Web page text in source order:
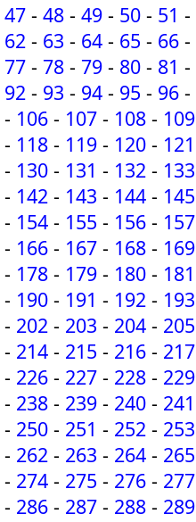
47 - 48 - 49 - 50 - 51 -
62 - 63 - 64 - 65 - 66 -
77 - 78 - 79 - 80 - 81 -
92 - 93 - 94 - 95 - 96 -
- 106 - 107 - 108 - 109
- 118 - 119 - 120 - 121
- 130 - 131 - 132 - 133
- 142 - 143 - 144 - 145
- 154 - 155 - 156 - 157
- 166 - 167 - 168 - 169
- 178 - 179 - 180 - 181
- 190 - 191 - 192 - 193
- 202 - 203 - 204 - 205
- 214 - 215 - 216 - 217
- 226 - 227 - 228 - 229
- 238 - 239 - 240 - 241
- 250 - 251 - 252 - 253
- 262 - 263 - 264 - 265
- 274 - 275 - 276 - 277
- 286 - 287 - 288 - 289